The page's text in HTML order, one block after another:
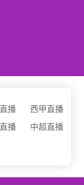
播
西甲直播
播
中超直播